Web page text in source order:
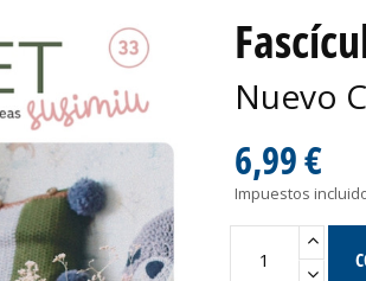
Nuevo
6,99 €
Impuestos